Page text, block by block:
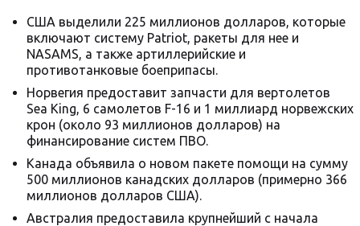
США выделили 225 миллионов долларов, которые
включают систему Patriot, ракеты для нее и
NASAMS, а также артиллерийские и
противотанковые боеприпасы.
Норвегия предоставит запчасти для вертолетов
Sea King, 6 самолетов F-16 и 1 миллиард норвежских
крон (около 93 миллионов долларов) на
финансирование систем ПВО.
Канада объявила о новом пакете помощи на сумму
500 миллионов канадских долларов (примерно 366
миллионов долларов США).
Австралия предоставила крупнейший с начала